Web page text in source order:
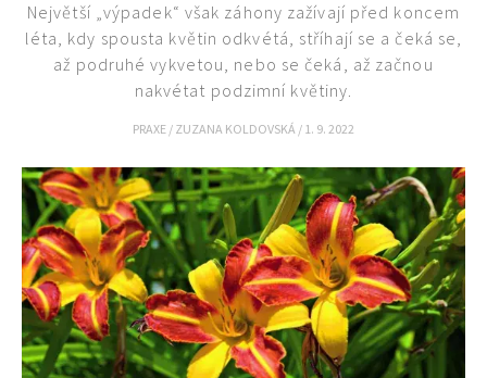
Největší „výpadek“ však záhony zažívají před koncem
léta, kdy spousta květin odkvétá, stříhají se a čeká se,
až podruhé vykvetou, nebo se čeká, až začnou
nakvétat podzimní květiny.
PRAXE / ZUZANA KOLDOVSKÁ / 1. 9. 2022